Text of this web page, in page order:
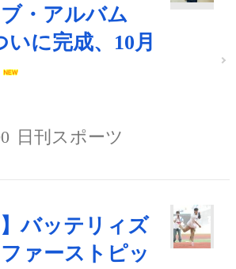
・アルバム
いに完成、10月
日刊スポーツ
】バッテリィズ
ァーストピッ